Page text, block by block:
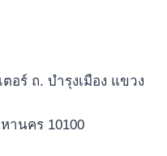
อร์ ถ. บำรุงเมือง แขวง
านคร 10100